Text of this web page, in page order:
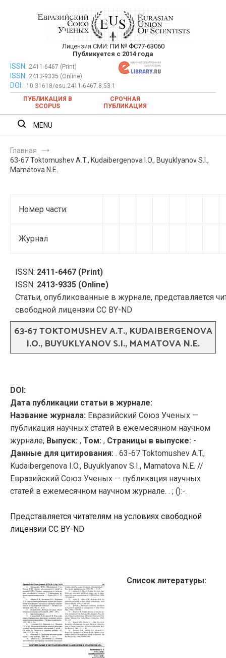
Евразийский Союз Ученых —
публикация научных статей в
ежемесячном научном журнале
Лицензия СМИ: ПИ № ФС77-63060
Публикуется с 2014 года
Евразийский Союз Ученых — публикация научных статей в
ежемесячном научном журнале
ISSN: 2411-6467 (Print)
ISSN: 2413-9335 (Online)
DOI:
10.31618/esu.2411-6467.8.53.1
ПУБЛИКАЦИЯ В
SCOPUS
СРОЧНАЯ
ПУБЛИКАЦИЯ
MENU
Главная
63-67 Toktomushev A.T., Kudaibergenova I.O., Buyuklyanov S.I.,
Mamatova N.E.
Номер части:
Журнал
ISSN: 2411-6467 (Print)
ISSN: 2413-9335 (Online)
Статьи, опубликованные в журнале, представляется
свободной лицензии CC BY-ND
63-67 TOKTOMUSHEV A.T., KUDAIBERGENOVA
I.O., BUYUKLYANOV S.I., MAMATOVA N.E.
DOI:
Дата публикации статьи в журнале:
Название журнала: Евразийский Союз Ученых —
публикация научных статей в ежемесячном научном
журнале, Выпуск: , Том: , Страницы в выпуске: -
Данные для цитирования: . 63-67 Toktomushev A.T.,
Kudaibergenova I.O., Buyuklyanov S.I., Mamatova N.E. //
Евразийский Союз Ученых — публикация научных
статей в ежемесячном научном журнале. . ; ():-.
Представляется читателям на условиях свободной
лицензии CC BY-ND
Список литературы: